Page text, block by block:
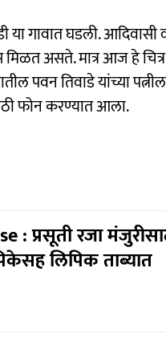
गावात घडली. आदिवासी
असते. मात्र आज हे चित्र
पवन तिवाडे यांच्या
फोन करण्यात आला.
: प्रसूती रजा
लिपिक ताब्यात